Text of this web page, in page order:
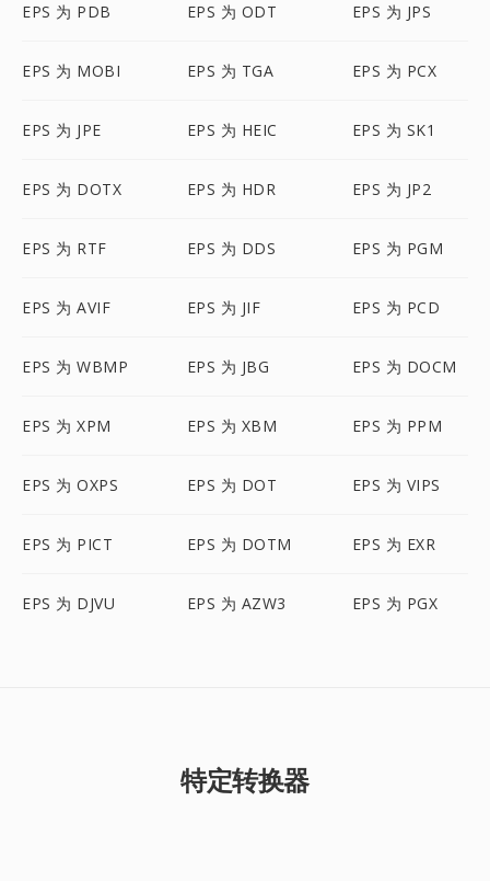
EPS 为 PDB EPS 为 ODT EPS 为 JPS
EPS 为 MOBI EPS 为 TGA EPS 为 PCX
EPS 为 JPE EPS 为 HEIC EPS 为 SK1
EPS 为 DOTX EPS 为 HDR EPS 为 JP2
EPS 为 RTF EPS 为 DDS EPS 为 PGM
EPS 为 AVIF EPS 为 JIF EPS 为 PCD
EPS 为 WBMP EPS 为 JBG EPS 为 DOCM
EPS 为 XPM EPS 为 XBM EPS 为 PPM
EPS 为 OXPS EPS 为 DOT EPS 为 VIPS
EPS 为 PICT EPS 为 DOTM EPS 为 EXR
EPS 为 DJVU EPS 为 AZW3 EPS 为 PGX
特定转换器